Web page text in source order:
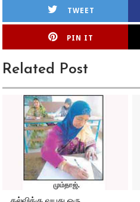
TWEET
PIN IT
Related Post